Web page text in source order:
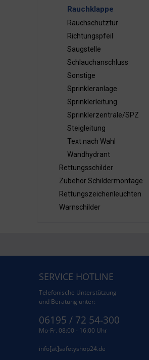
Rauchklappe
Rauchschutztür
Richtungspfeil
Saugstelle
Schlauchanschluss
Sonstige
Sprinkleranlage
Sprinklerleitung
Sprinklerzentrale/SPZ
Steigleitung
Text nach Wahl
Wandhydrant
Rettungsschilder
Zubehör Schildermontage
Rettungszeichenleuchten
Warnschilder
SERVICE HOTLINE
Telefonische Unterstützung
und Beratung unter:
06195 / 72 54-300
Mo-Fr. 08:00 - 16:00 Uhr
info[at]safetyshop24.de